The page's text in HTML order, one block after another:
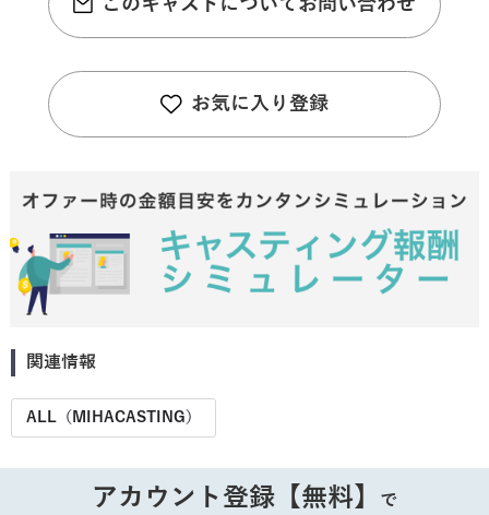
このキャストについてお問い合わせ
お気に入り登録
関連情報
ALL（MIHACASTING）
アカウント登録【無料】 で